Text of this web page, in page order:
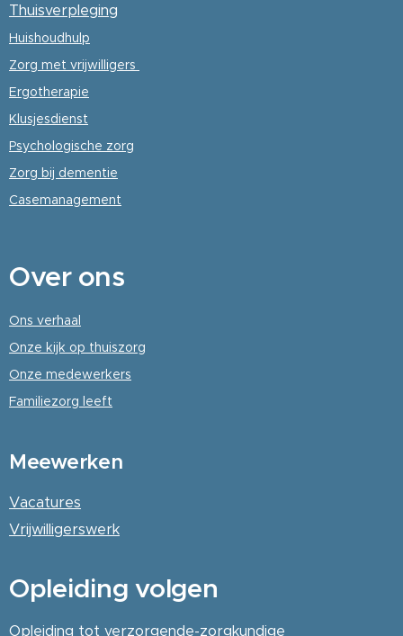
Thuisverpleging
Huishoudhulp
Zorg met vrijwilligers
Ergotherapie
Klusjesdienst
Psychologische zorg
Zorg bij dementie
Casemanagement
Over ons
Ons verhaal
Onze kijk op thuiszorg
Onze medewerkers
Familiezorg leeft
Meewerken
Vacatures
Vrijwilligerswerk
Opleiding volgen
Opleiding tot verzorgende-zorgkundige